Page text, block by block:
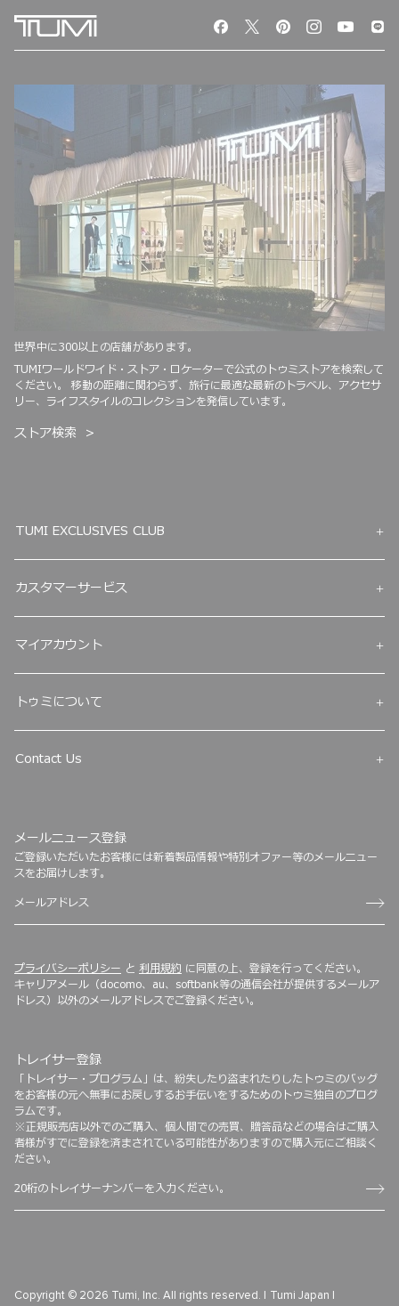
世界中に300以上の店舗があります。
TUMIワールドワイド・ストア・ロケーターで公式のトゥミストアを検索して
ください。 移動の距離に関わらず、旅行に最適な最新のトラベル、アクセサ
リー、ライフスタイルのコレクションを発信しています。
ストア検索
TUMI EXCLUSIVES CLUB
カスタマーサービス
マイアカウント
トゥミについて
Contact Us
メールニュース登録
ご登録いただいたお客様には新着製品情報や特別オファー等のメールニュー
スをお届けします。
プライバシーポリシー と 利用規約 に同意の上、登録を行ってください。
キャリアメール（docomo、au、softbank等の通信会社が提供するメールア
ドレス）以外のメールアドレスでご登録ください。
トレイサー登録
「トレイサー・プログラム」は、紛失したり盗まれたりしたトゥミのバッグ
をお客様の元へ無事にお戻しするお手伝いをするためのトゥミ独自のプログ
ラムです。
※正規販売店以外でのご購入、個人間での売買、贈答品などの場合はご購入
者様がすでに登録を済まされている可能性がありますので購入元にご相談く
ださい。
Copyright © 2026 Tumi, Inc. All rights reserved. | Tumi Japan |